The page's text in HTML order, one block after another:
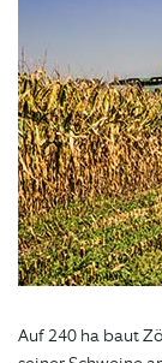
Auf 240 ha baut